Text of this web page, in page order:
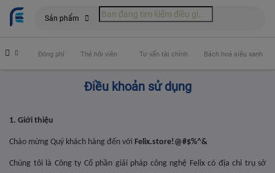
Sản phẩm
Đóng phí Thẻ hội viên Tư vấn tài chính Bách hoá siêu xanh
Điều khoản sử dụng
1. Giới thiệu
Chào mừng Quý khách hàng đến với Felix.store!@#$%^&
Chúng tôi là Công ty Cổ phần giải pháp công nghệ Felix có địa chỉ trụ sở